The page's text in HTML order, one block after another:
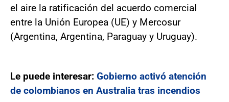
el aire la ratificación del acuerdo comercial
entre la Unión Europea (UE) y Mercosur
(Argentina, Argentina, Paraguay y Uruguay).
Le puede interesar: Gobierno activó atención
de colombianos en Australia tras incendios